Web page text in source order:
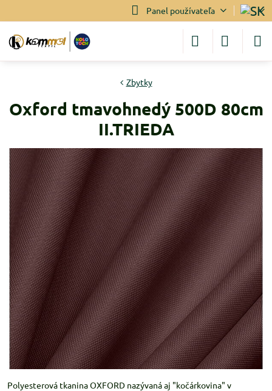
Panel používateľa
Zbytky
Oxford tmavohnedý 500D 80cm
II.TRIEDA
Polyesterová tkanina OXFORD nazývaná aj "kočárkovina" v